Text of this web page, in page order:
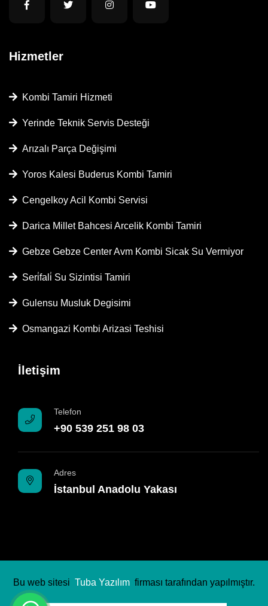
Hizmetler
Kombi Tamiri Hizmeti
Yerinde Teknik Servis Desteği
Arızalı Parça Değişimi
Yoros Kalesi Buderus Kombi Tamiri
Cengelkoy Acil Kombi Servisi
Darica Millet Bahcesi Arcelik Kombi Tamiri
Gebze Gebze Center Avm Kombi Sicak Su Vermiyor
Seri̇fali̇ Su Sizintisi Tamiri
Gulensu Musluk Degisimi
Osmangazi Kombi Arizasi Teshisi
İletişim
Telefon
+90 539 251 98 03
Adres
İstanbul Anadolu Yakası
Bu web sitesi Tuba Yazılım firması tarafından yapılmıştır.